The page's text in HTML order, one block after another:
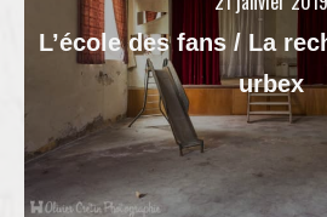
L’école des fans / La
urbex